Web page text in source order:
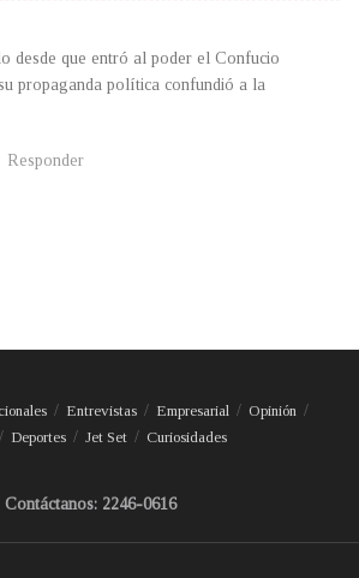
desde que entró al poder el Confucio
propaganda política confundió a la
Responder
Entrevistas Empresarial
Opinión
Deportes Jet Set Curiosidades
Contáctanos: 2246-0616